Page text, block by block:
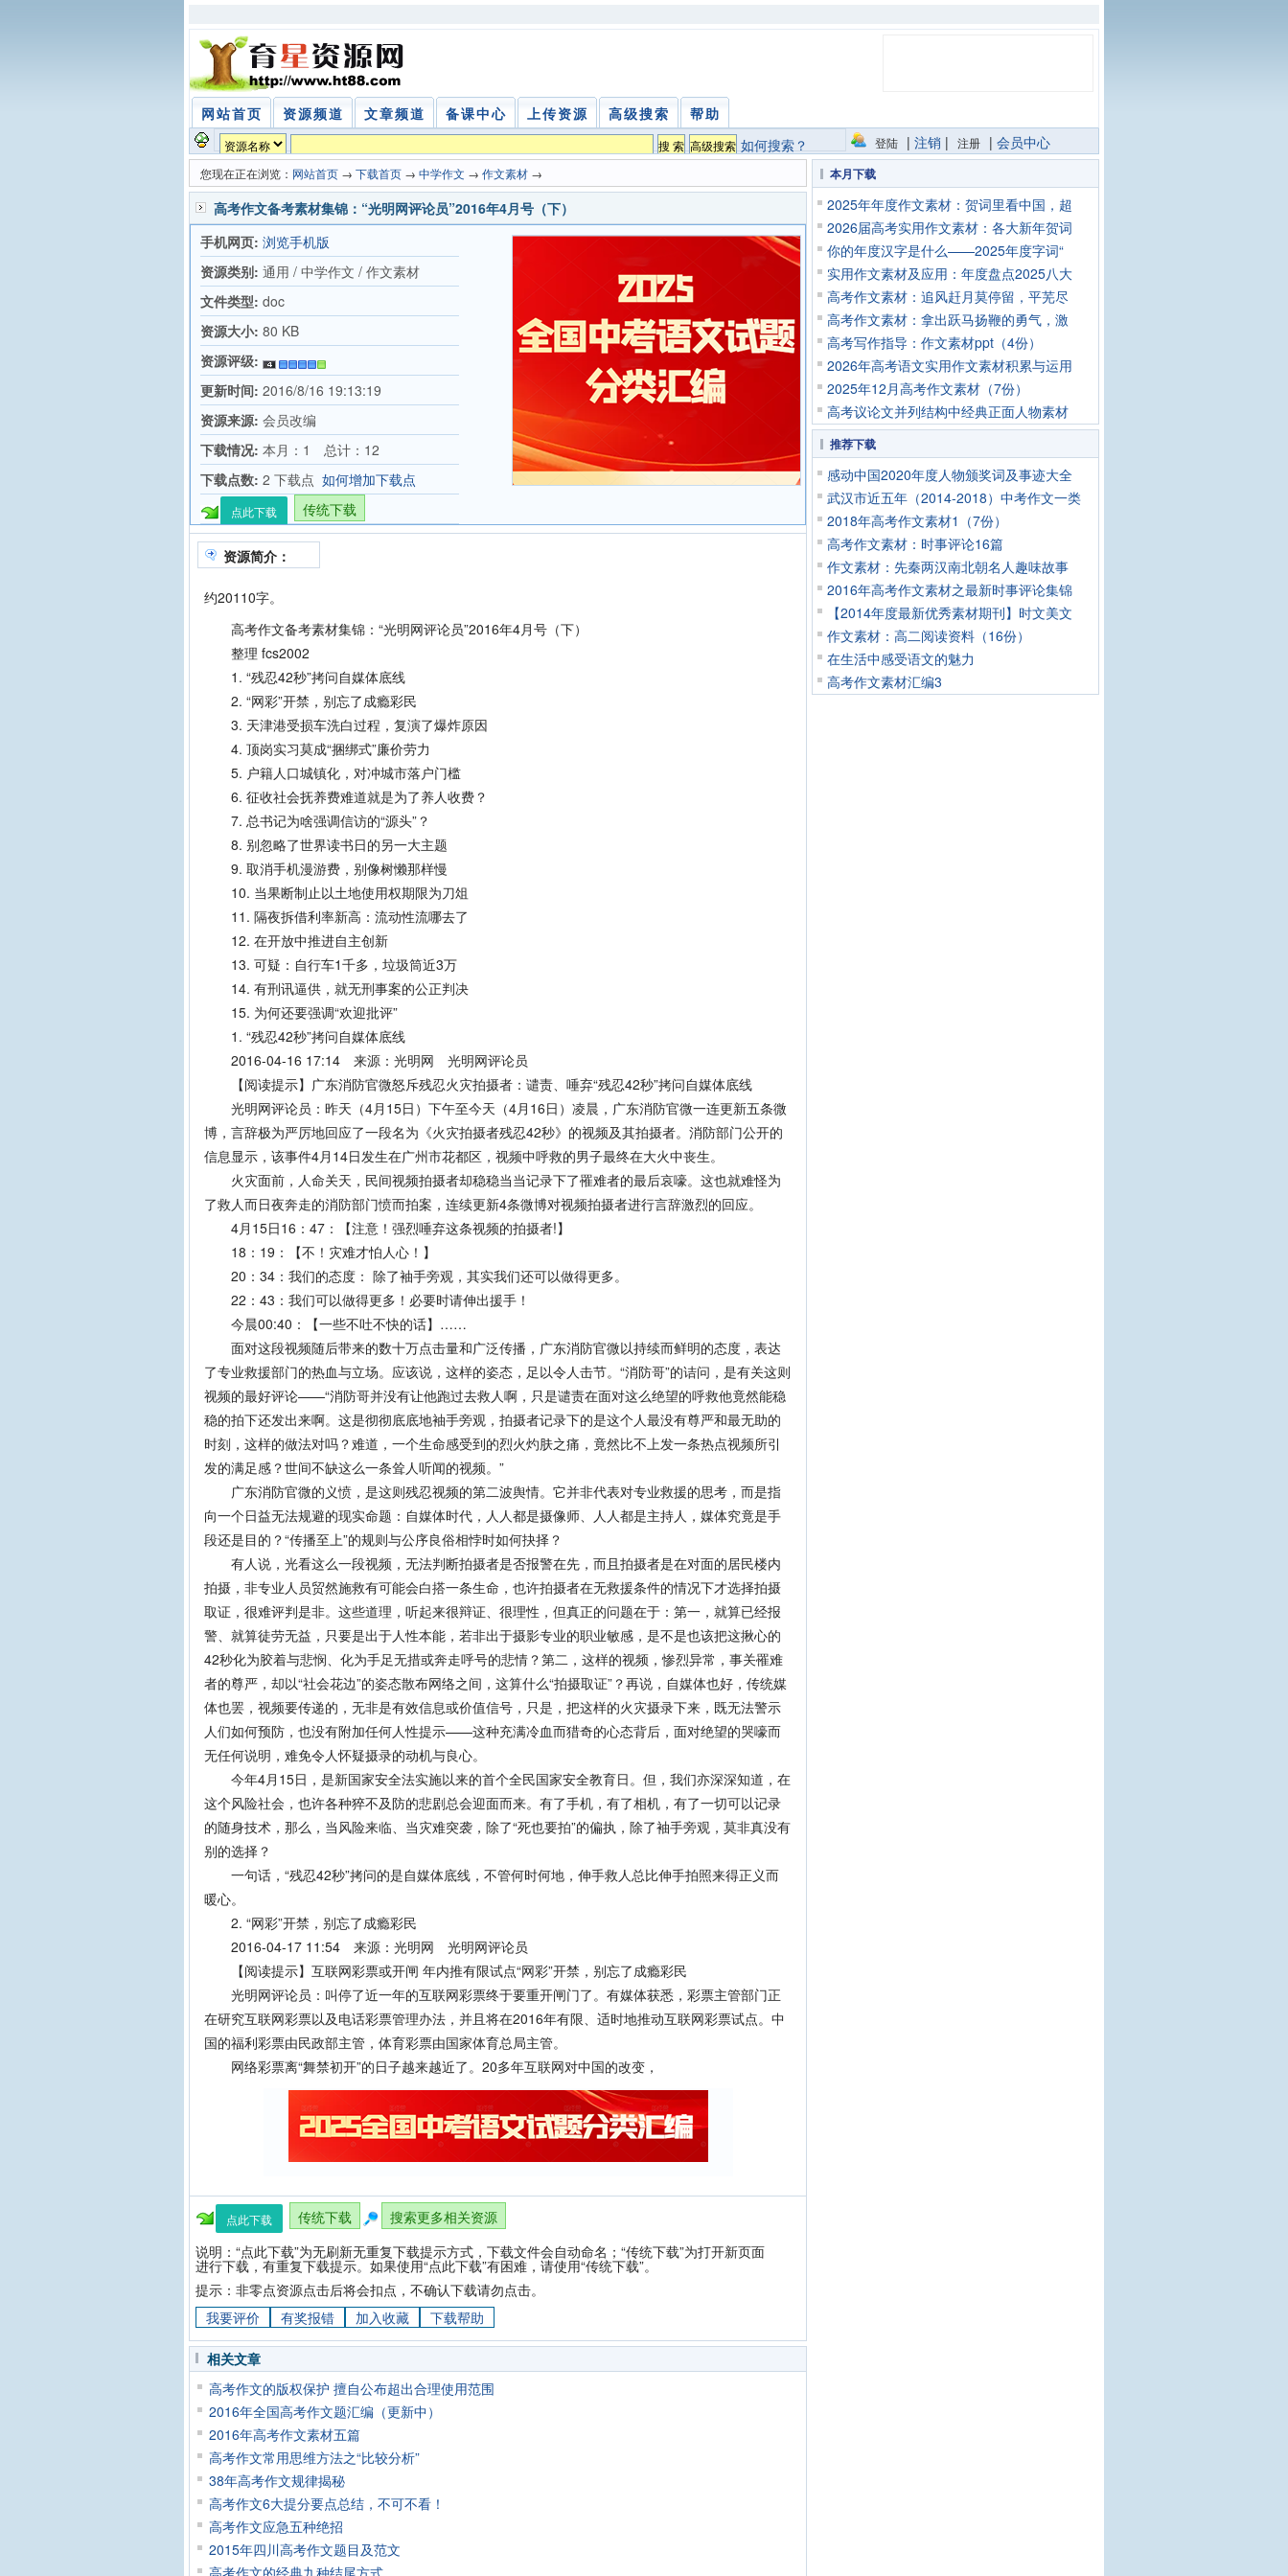
网站首页 资源频道 文章频道 备课中心 上传资源 高级搜索
帮助
如何搜索？
登陆 | 注销 | 注册 | 会员中心
您现在正在浏览： 网站首页 → 下载首页 → 中学作文 → 作文素材 →
高考作文备考素材集锦：“光明网评论员”2016年4月号（下）
手机网页: 浏览手机版
资源类别: 通用 / 中学作文 / 作文素材
文件类型: doc
资源大小: 80 KB
资源评级:
更新时间: 2016/8/16 19:13:19
资源来源: 会员改编
下载情况: 本月：1 总计：12
下载点数: 2 下载点 如何增加下载点
点此下载 传统下载
资源简介：
约20110字。
高考作文备考素材集锦：“光明网评论员”2016年4月号（下）
整理 fcs2002
1. “残忍42秒”拷问自媒体底线
2. “网彩”开禁，别忘了成瘾彩民
3. 天津港受损车洗白过程，复演了爆炸原因
4. 顶岗实习莫成“捆绑式”廉价劳力
5. 户籍人口城镇化，对冲城市落户门槛
6. 征收社会抚养费难道就是为了养人收费？
7. 总书记为啥强调信访的“源头”？
8. 别忽略了世界读书日的另一大主题
9. 取消手机漫游费，别像树懒那样慢
10. 当果断制止以土地使用权期限为刀俎
11. 隔夜拆借利率新高：流动性流哪去了
12. 在开放中推进自主创新
13. 可疑：自行车1千多，垃圾筒近3万
14. 有刑讯逼供，就无刑事案的公正判决
15. 为何还要强调“欢迎批评”
1. “残忍42秒”拷问自媒体底线
2016-04-16 17:14 来源：光明网 光明网评论员
【阅读提示】广东消防官微怒斥残忍火灾拍摄者：谴责、唾弃“残忍42秒”拷问自媒体底线
光明网评论员：昨天（4月15日）下午至今天（4月16日）凌晨，广东消防官微一连更新五条微
博，言辞极为严厉地回应了一段名为《火灾拍摄者残忍42秒》的视频及其拍摄者。消防部门公开的
信息显示，该事件4月14日发生在广州市花都区，视频中呼救的男子最终在大火中丧生。
火灾面前，人命关天，民间视频拍摄者却稳稳当当记录下了罹难者的最后哀嚎。这也就难怪为
了救人而日夜奔走的消防部门愤而拍案，连续更新4条微博对视频拍摄者进行言辞激烈的回应。
4月15日16：47：【注意！强烈唾弃这条视频的拍摄者!】
18：19：【不！灾难才怕人心！】
20：34：我们的态度： 除了袖手旁观，其实我们还可以做得更多。
22：43：我们可以做得更多！必要时请伸出援手！
今晨00:40：【一些不吐不快的话】……
面对这段视频随后带来的数十万点击量和广泛传播，广东消防官微以持续而鲜明的态度，表达
了专业救援部门的热血与立场。应该说，这样的姿态，足以令人击节。“消防哥”的诘问，是有关这则
视频的最好评论——“消防哥并没有让他跑过去救人啊，只是谴责在面对这么绝望的呼救他竟然能稳
稳的拍下还发出来啊。这是彻彻底底地袖手旁观，拍摄者记录下的是这个人最没有尊严和最无助的
时刻，这样的做法对吗？难道，一个生命感受到的烈火灼肤之痛，竟然比不上发一条热点视频所引
发的满足感？世间不缺这么一条耸人听闻的视频。”
广东消防官微的义愤，是这则残忍视频的第二波舆情。它并非代表对专业救援的思考，而是指
向一个日益无法规避的现实命题：自媒体时代，人人都是摄像师、人人都是主持人，媒体究竟是手
段还是目的？“传播至上”的规则与公序良俗相悖时如何抉择？
有人说，光看这么一段视频，无法判断拍摄者是否报警在先，而且拍摄者是在对面的居民楼内
拍摄，非专业人员贸然施救有可能会白搭一条生命，也许拍摄者在无救援条件的情况下才选择拍摄
取证，很难评判是非。这些道理，听起来很辩证、很理性，但真正的问题在于：第一，就算已经报
警、就算徒劳无益，只要是出于人性本能，若非出于摄影专业的职业敏感，是不是也该把这揪心的
42秒化为胶着与悲悯、化为手足无措或奔走呼号的悲情？第二，这样的视频，惨烈异常，事关罹难
者的尊严，却以“社会花边”的姿态散布网络之间，这算什么“拍摄取证”？再说，自媒体也好，传统媒
体也罢，视频要传递的，无非是有效信息或价值信号，只是，把这样的火灾摄录下来，既无法警示
人们如何预防，也没有附加任何人性提示——这种充满冷血而猎奇的心态背后，面对绝望的哭嚎而
无任何说明，难免令人怀疑摄录的动机与良心。
今年4月15日，是新国家安全法实施以来的首个全民国家安全教育日。但，我们亦深深知道，在
这个风险社会，也许各种猝不及防的悲剧总会迎面而来。有了手机，有了相机，有了一切可以记录
的随身技术，那么，当风险来临、当灾难突袭，除了“死也要拍”的偏执，除了袖手旁观，莫非真没有
别的选择？
一句话，“残忍42秒”拷问的是自媒体底线，不管何时何地，伸手救人总比伸手拍照来得正义而
暖心。
2. “网彩”开禁，别忘了成瘾彩民
2016-04-17 11:54 来源：光明网 光明网评论员
【阅读提示】互联网彩票或开闸 年内推有限试点“网彩”开禁，别忘了成瘾彩民
光明网评论员：叫停了近一年的互联网彩票终于要重开闸门了。有媒体获悉，彩票主管部门正
在研究互联网彩票以及电话彩票管理办法，并且将在2016年有限、适时地推动互联网彩票试点。中
国的福利彩票由民政部主管，体育彩票由国家体育总局主管。
网络彩票离“舞禁初开”的日子越来越近了。20多年互联网对中国的改变，
点此下载 传统下载
搜索更多相关资源
说明：“点此下载”为无刷新无重复下载提示方式，下载文件会自动命名；“传统下载”为打开新页面
进行下载，有重复下载提示。如果使用“点此下载”有困难，请使用“传统下载”。
提示：非零点资源点击后将会扣点，不确认下载请勿点击。
我要评价
有奖报错 加入收藏 下载帮助
相关文章
高考作文的版权保护 擅自公布超出合理使用范围
2016年全国高考作文题汇编（更新中）
2016年高考作文素材五篇
高考作文常用思维方法之“比较分析”
38年高考作文规律揭秘
高考作文6大提分要点总结，不可不看！
高考作文应急五种绝招
2015年四川高考作文题目及范文
本月下载
2025年年度作文素材：贺词里看中国，超
2026届高考实用作文素材：各大新年贺词
你的年度汉字是什么——2025年度字词“
实用作文素材及应用：年度盘点2025八大
高考作文素材：追风赶月莫停留，平芜尽
高考作文素材：拿出跃马扬鞭的勇气，激
高考写作指导：作文素材ppt（4份）
2026年高考语文实用作文素材积累与运用
2025年12月高考作文素材（7份）
高考议论文并列结构中经典正面人物素材
推荐下载
感动中国2020年度人物颁奖词及事迹大全
武汉市近五年（2014-2018）中考作文一类
2018年高考作文素材1（7份）
高考作文素材：时事评论16篇
作文素材：先秦两汉南北朝名人趣味故事
2016年高考作文素材之最新时事评论集锦
【2014年度最新优秀素材期刊】时文美文
作文素材：高二阅读资料（16份）
在生活中感受语文的魅力
高考作文素材汇编3